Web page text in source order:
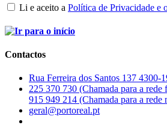
Li e aceito a Política de Privacidade e
Contactos
Rua Ferreira dos Santos 137 4300-
225 370 730 (Chamada para a rede
915 949 214 (Chamada para a rede
geral@portoreal.pt